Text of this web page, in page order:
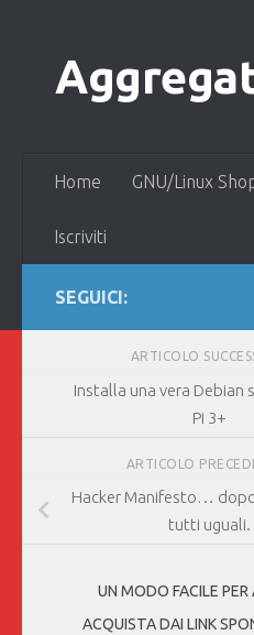
Home GNU/Linux
Iscriviti
SEGUICI:
ARTICOLO
Installa una vera Debian
Pi 3+
ARTICOLO
Hacker Manifesto…
tutti uguali.
UN MODO FACILE PER
ACQUISTA DAI LINK